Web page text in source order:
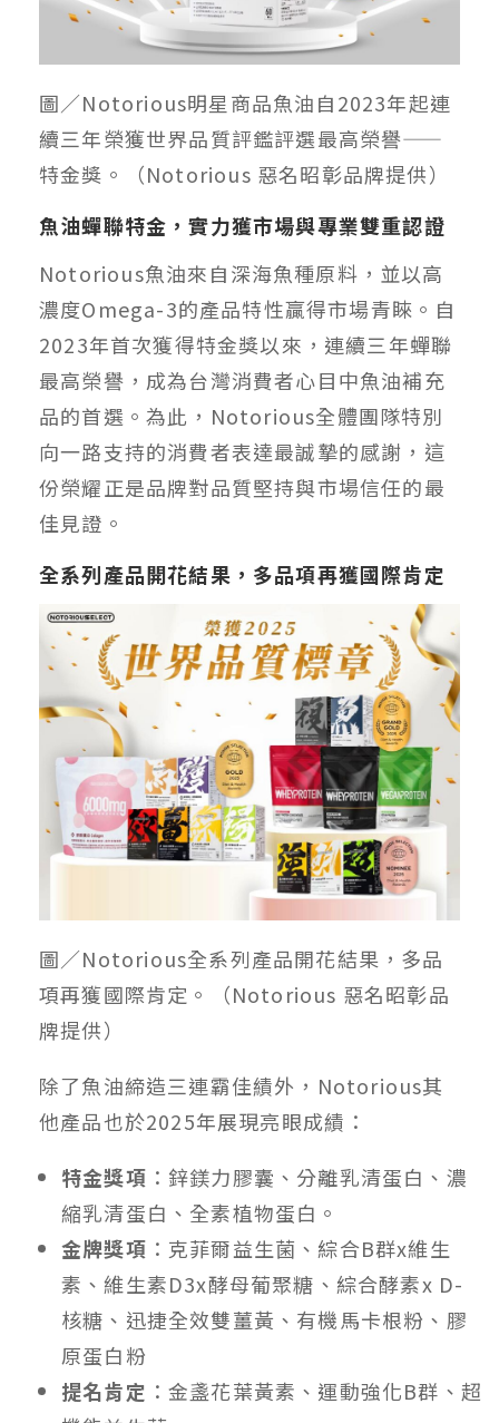
圖／Notorious明星商品魚油自2023年起連
續三年榮獲世界品質評鑑評選最高榮譽——
特金獎。（Notorious 惡名昭彰品牌提供）
魚油蟬聯特金，實力獲市場與專業雙重認證
Notorious魚油來自深海魚種原料，並以高
濃度Omega-3的產品特性贏得市場青睞。自
2023年首次獲得特金獎以來，連續三年蟬聯
最高榮譽，成為台灣消費者心目中魚油補充
品的首選。為此，Notorious全體團隊特別
向一路支持的消費者表達最誠摯的感謝，這
份榮耀正是品牌對品質堅持與市場信任的最
佳見證。
全系列產品開花結果，多品項再獲國際肯定
圖／Notorious全系列產品開花結果，多品
項再獲國際肯定。
（Notorious 惡名昭彰品
牌提供）
除了魚油締造三連霸佳績外，Notorious其
他產品也於2025年展現亮眼成績：
特金獎項 ：鋅鎂力膠囊、分離乳清蛋白、濃
縮乳清蛋白、全素植物蛋白。
金牌獎項 ：克菲爾益生菌、綜合B群x維生
素、維生素D3x酵母葡聚糖、綜合酵素x D-
核糖、迅捷全效雙薑黃、有機馬卡根粉、膠
原蛋白粉
提名肯定 ：金盞花葉黃素、運動強化B群、超